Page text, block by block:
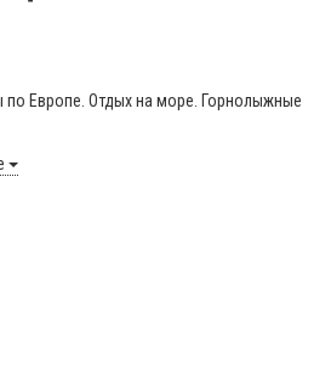
по Европе. Отдых на море. Горнолыжные